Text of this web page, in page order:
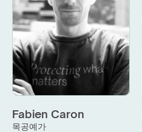
Fabien Caron
목공예가